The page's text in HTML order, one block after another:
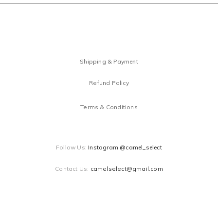
Shipping & Payment
Refund Policy
Terms & Conditions
Follow Us:Instagram @camel_select
Contact Us: camelselect@gmail.com